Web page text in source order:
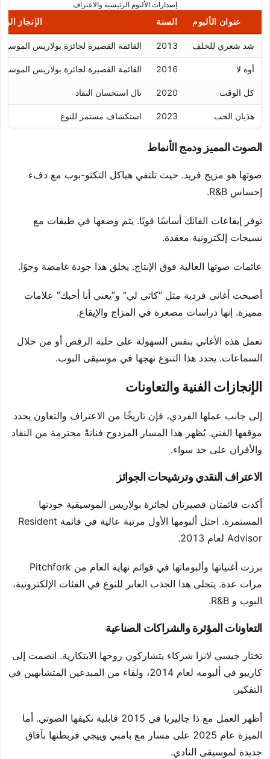
إصدارات الألبوم الرئيسية والاعتراف
عنوان الألبوم السنة الإنجاز
شد شعري للخلف 2013 القائمة القصيرة لجائزة بولاريس
أوه لا 2016 القائمة القصيرة لجائزة بولاريس
كل الوقت 2020 نال استحسان النقاد
هذيان الحب 2023 استكشاف مستمر للنوع
الصوت المميز ودمج الأنماط
صوتها هو مزيج فريد. حيث تلتقي هياكل التكنو-بوب مع دفء
إحساس R&B.
توفر إيقاعات الفانك أساسًا قويًا. يتم وضعها في طبقات مع
نسيجات إلكترونية معقدة.
عائمات صوتها العالية فوق الإنتاج. يخلق هذا جودة غامضة وجوًا.
أصبحت أغاني فردية مثل “كاثي لي” و”يعني أنا أحبك” علامات
مميزة. إنها دراسات مصغرة في المزاج والإيقاع.
تعمل هذه الأغاني بنفس السهولة على حلبة الرقص أو من خلال
السماعات. يحدد هذا التنوع نهجها في موسيقى البوب.
الإنجازات الفنية والتعاونات
إلى جانب عملها الفردي، فإن تاريخًا من الاعتراف والتعاون يحدد
موقفها الفني. يُظهر هذا المسار المزدوج فنانةً محترمة من النقاد
والأقران على حد سواء.
الاعتراف النقدي وترشيحات الجوائز
أكدت قائمتان قصيرتان لجائزة بولاريس الموسيقية جودتها
المستمرة. احتل ألبومها الأول مرتبة عالية في قائمة Resident
Advisor لعام 2013.
برزت أغنياتها وألبوماتها في قوائم نهاية العام من Pitchfork
مرات عدة. يتجلى هذا الجذب العابر للنوع في الفئات الإلكترونية،
البوب و R&B.
التعاونات المؤثرة والشراكات الصناعية
تختار جيسي لانزا شركاء يتشاركون روحها الابتكارية. انضمت إلى
كاريبو في ألبومه لعام 2014، ولقاء من المبدعين المتشابهين في
التفكير.
أظهر العمل مع ذا جاليريا في 2015 قابلية تكيفها الصوتي. أما
الميزة عام 2025 على مسار مع بامبي وييجي فربطتها بآفاق
جديدة لموسيقى النادي.